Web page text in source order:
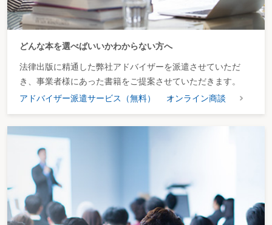
どんな本を選べばいいかわからない方へ
法律出版に精通した弊社アドバイザーを派遣させていただ
き、事業者様にあった書籍をご提案させていただきます。
アドバイザー派遣サービス（無料）
オンライン商談